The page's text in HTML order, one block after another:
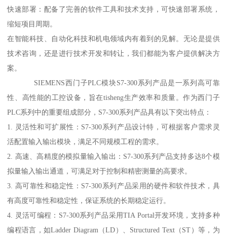
快速部署：配备了完善的软件工具和技术支持，可快速部署系统，
缩短项目周期。
在智能科技、自动化科技和机电领域内有着到的见解。无论是提供
技术咨询，还是进行技术开发和转让，我们都能为客户提供解决方
案。
SIEMENS西门子PLC模块S7-300系列产品是一系列高可靠
性、高性能的工控设备，旨在tisheng生产效率和质量。作为西门子
PLC系列中的重要组成部分，S7-300系列产品具有以下突出特点：
1. 灵活性和可扩展性：S7-300系列产品设计特，可根据客户需求灵
活配置输入输出模块，满足不同规模工程的需求。
2. 高速、高精度的模拟量输入输出：S7-300系列产品支持多达8个模
拟量输入输出通道，可满足对于控制和精密测量的高要求。
3. 高可靠性和稳定性：S7-300系列产品采用的硬件和软件技术，具
有高度可靠性和稳定性，保证系统的长期稳定运行。
4. 灵活可编程：S7-300系列产品采用TIA Portal开发环境，支持多种
编程语言，如Ladder Diagram（LD）、Structured Text（ST）等，为